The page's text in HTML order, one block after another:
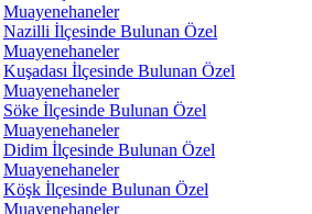
Muayenehaneler
Nazilli İlçesinde Bulunan Özel
Muayenehaneler
Kuşadası İlçesinde Bulunan Özel
Muayenehaneler
Söke İlçesinde Bulunan Özel
Muayenehaneler
Didim İlçesinde Bulunan Özel
Muayenehaneler
Köşk İlçesinde Bulunan Özel
Muayenehaneler